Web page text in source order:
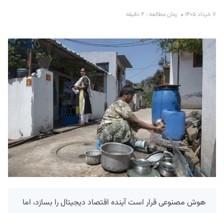
۷ خرداد ۱۴۰۵ زمان مطالعه : ۴ دقیقه
هوش مصنوعی قرار است آینده اقتصاد دیجیتال را بسازد، اما